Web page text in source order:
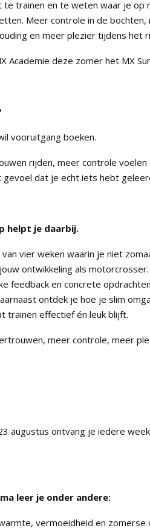
te trainen en te weten waar je op
Meer controle in de
en meer plezier tijdens het
Academie deze zomer het MX
vooruitgang boeken.
rijden, meer controle voelen
gevoel dat je echt iets hebt
helpt je daarbij.
van vier weken waarin je niet
ontwikkeling als
feedback en concrete
ontdek je hoe je slim
trainen effectief én leuk blijft.
meer controle, meer
augustus ontvang je iedere
leer je onder andere:
vermoeidheid en zomerse